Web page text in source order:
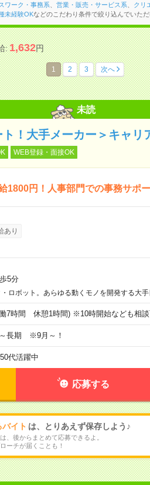
ワーク・事務系 営業・販売・サービス系 クリ
未経験OKなどのこだわり条件で絞り込んでいただ
:1,632円
1 2 3 次へ
未読
！大手メーカー＞キャリ
WEB登録・面接OK
1800円！人事部門での事務サポー
あり
5分
ロボット。あらゆる動くモノを開発する大
7時間 休憩1時間) ※10時開始なども相
長期 ※9月～！
代活躍中
応募する
イト は、とりあえず保存しよう♪
、後からまとめて応募できるよ。
ーチが届くことも！